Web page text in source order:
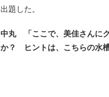
出題した。
中丸 「ここで、美佳さんに
か？ ヒントは、こちらの水槽